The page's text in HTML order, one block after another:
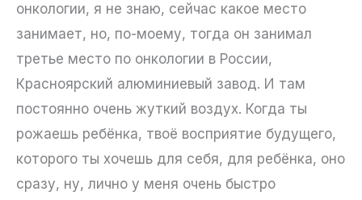
онкологии, я не знаю, сейчас какое место
занимает, но, по-моему, тогда он занимал
третье место по онкологии в России,
Красноярский алюминиевый завод. И там
постоянно очень жуткий воздух. Когда ты
рожаешь ребёнка, твоё восприятие будущего,
которого ты хочешь для себя, для ребёнка, оно
сразу, ну, лично у меня очень быстро